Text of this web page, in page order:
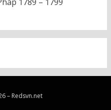
– Redsvn.net